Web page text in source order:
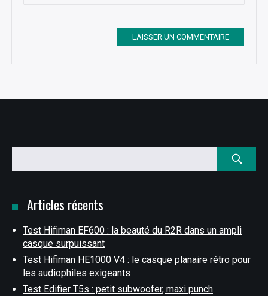
LAISSER UN COMMENTAIRE
Articles récents
Test Hifiman EF600 : la beauté du R2R dans un ampli
casque surpuissant
Test Hifiman HE1000 V4 : le casque planaire rétro pour
les audiophiles exigeants
Test Edifier T5s : petit subwoofer, maxi punch